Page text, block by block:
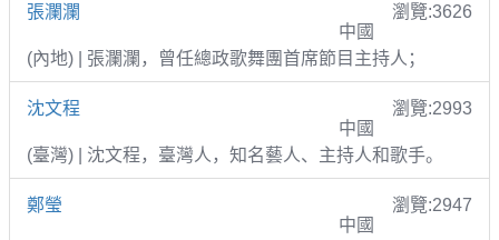
張瀾瀾
瀏覽:3626
中國
(內地) | 張瀾瀾，曾任總政歌舞團首席節目主持人；
沈文程
瀏覽:2993
中國
(臺灣) | 沈文程，臺灣人，知名藝人、主持人和歌手。
鄭瑩
瀏覽:2947
中國